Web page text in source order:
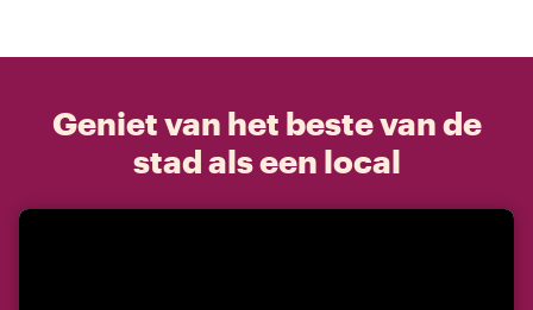
Geniet van het beste van de
stad als een local